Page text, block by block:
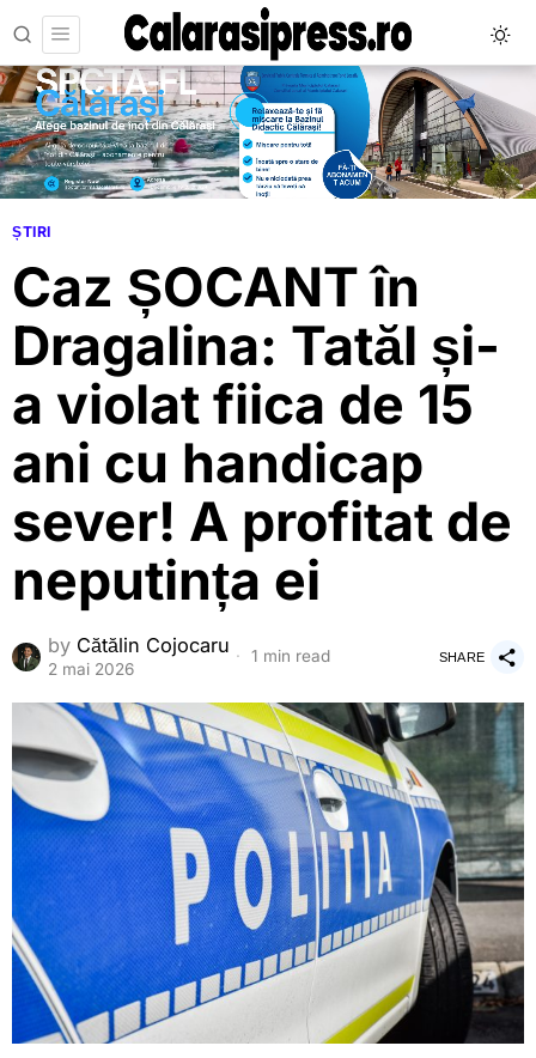
ȘTIRI
Caz ȘOCANT în
Dragalina: Tatăl și-
a violat fiica de 15
ani cu handicap
sever! A profitat de
neputința ei
by Cătălin Cojocaru
2 mai 2026
1 min read SHARE